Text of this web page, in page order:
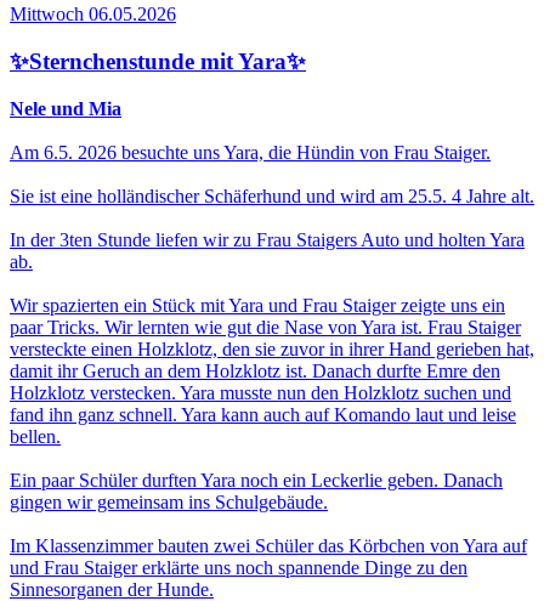
Mittwoch 06.05.2026
✨Sternchenstunde mit Yara✨
Nele und Mia
Am 6.5. 2026 besuchte uns Yara, die Hündin von Frau Staiger.
Sie ist eine holländischer Schäferhund und wird am 25.5. 4 Jahre alt.
In der 3ten Stunde liefen wir zu Frau Staigers Auto und holten Yara
ab.
Wir spazierten ein Stück mit Yara und Frau Staiger zeigte uns ein
paar Tricks. Wir lernten wie gut die Nase von Yara ist. Frau Staiger
versteckte einen Holzklotz, den sie zuvor in ihrer Hand gerieben hat,
damit ihr Geruch an dem Holzklotz ist. Danach durfte Emre den
Holzklotz verstecken. Yara musste nun den Holzklotz suchen und
fand ihn ganz schnell. Yara kann auch auf Komando laut und leise
bellen.
Ein paar Schüler durften Yara noch ein Leckerlie geben. Danach
gingen wir gemeinsam ins Schulgebäude.
Im Klassenzimmer bauten zwei Schüler das Körbchen von Yara auf
und Frau Staiger erklärte uns noch spannende Dinge zu den
Sinnesorganen der Hunde.